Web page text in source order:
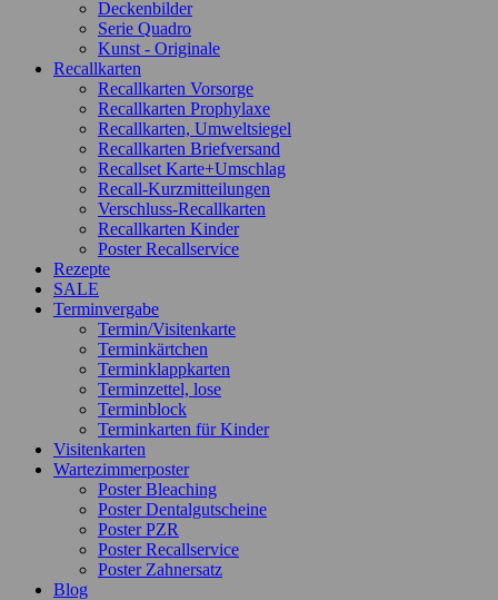
Deckenbilder
Serie Quadro
Kunst - Originale
Recallkarten
Recallkarten Vorsorge
Recallkarten Prophylaxe
Recallkarten, Umweltsiegel
Recallkarten Briefversand
Recallset Karte+Umschlag
Recall-Kurzmitteilungen
Verschluss-Recallkarten
Recallkarten Kinder
Poster Recallservice
Rezepte
SALE
Terminvergabe
Termin/Visitenkarte
Terminkärtchen
Terminklappkarten
Terminzettel, lose
Terminblock
Terminkarten für Kinder
Visitenkarten
Wartezimmerposter
Poster Bleaching
Poster Dentalgutscheine
Poster PZR
Poster Recallservice
Poster Zahnersatz
Blog